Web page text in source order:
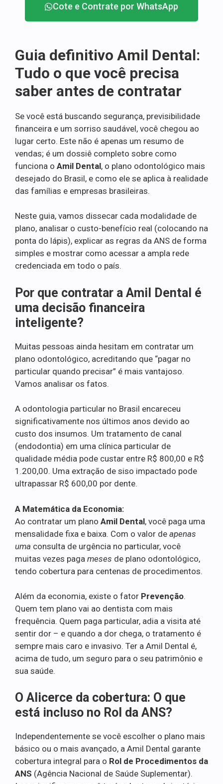
Cote e Contrate por WhatsApp
Guia definitivo Amil Dental:
Tudo o que você precisa
saber antes de contratar
Se você está buscando segurança, previsibilidade
financeira e um sorriso saudável, você chegou ao
lugar certo. Este não é apenas um resumo de
vendas; é um dossiê completo sobre como
funciona o Amil Dental, o plano odontológico mais
desejado do Brasil, e como ele se aplica à realidade
das famílias e empresas brasileiras.
Neste guia, vamos dissecar cada modalidade de
plano, analisar o custo-benefício real (colocando na
ponta do lápis), explicar as regras da ANS de forma
simples e mostrar como acessar a ampla rede
credenciada em todo o país.
Por que contratar a Amil Dental é
uma decisão financeira
inteligente?
Muitas pessoas ainda hesitam em contratar um
plano odontológico, acreditando que “pagar no
particular quando precisar” é mais vantajoso.
Vamos analisar os fatos.
A odontologia particular no Brasil encareceu
significativamente nos últimos anos devido ao
custo dos insumos. Um tratamento de canal
(endodontia) em uma clínica particular de
qualidade média pode custar entre R$ 800,00 e R$
1.200,00. Uma extração de siso impactado pode
ultrapassar R$ 600,00 por dente.
A Matemática da Economia:
Ao contratar um plano Amil Dental, você paga uma
mensalidade fixa e baixa. Com o valor de apenas
uma consulta de urgência no particular, você
muitas vezes paga meses de plano odontológico,
tendo cobertura para centenas de procedimentos.
Além da economia, existe o fator Prevenção.
Quem tem plano vai ao dentista com mais
frequência. Quem paga particular, adia a visita até
sentir dor – e quando a dor chega, o tratamento é
sempre mais caro e invasivo. Ter a Amil Dental é,
acima de tudo, um seguro para o seu patrimônio e
sua saúde.
O Alicerce da cobertura: O que
está incluso no Rol da ANS?
Independentemente se você escolher o plano mais
básico ou o mais avançado, a Amil Dental garante
cobertura integral para o Rol de Procedimentos da
ANS (Agência Nacional de Saúde Suplementar).